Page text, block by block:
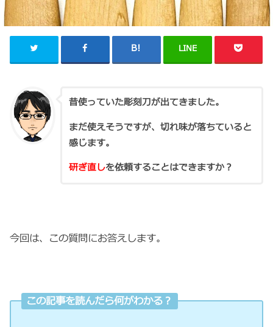
LINE
昔使っていた彫刻刀が出てきました。
まだ使えそうですが、切れ味が落ちていると
感じます。
研ぎ直しを依頼することはできますか？
今回は、この質問にお答えします。
この記事を読んだら何がわかる？